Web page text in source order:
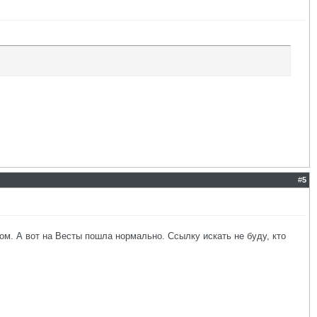
#5
А вот на Весты пошла нормально. Ссылку искать не буду, кто